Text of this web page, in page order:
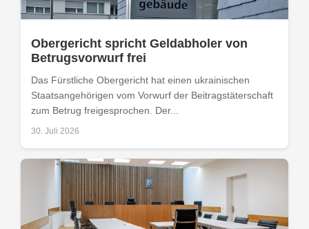
Obergericht spricht Geldabholer von
Betrugsvorwurf frei
Das Fürstliche Obergericht hat einen ukrainischen
Staatsangehörigen vom Vorwurf der Beitragstäterschaft
zum Betrug freigesprochen. Der...
30. Juli 2026